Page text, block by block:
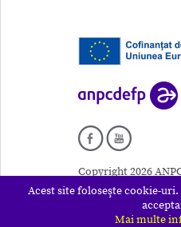
Copyright 2026
Acest site foloseşte cookie-
Mai multe